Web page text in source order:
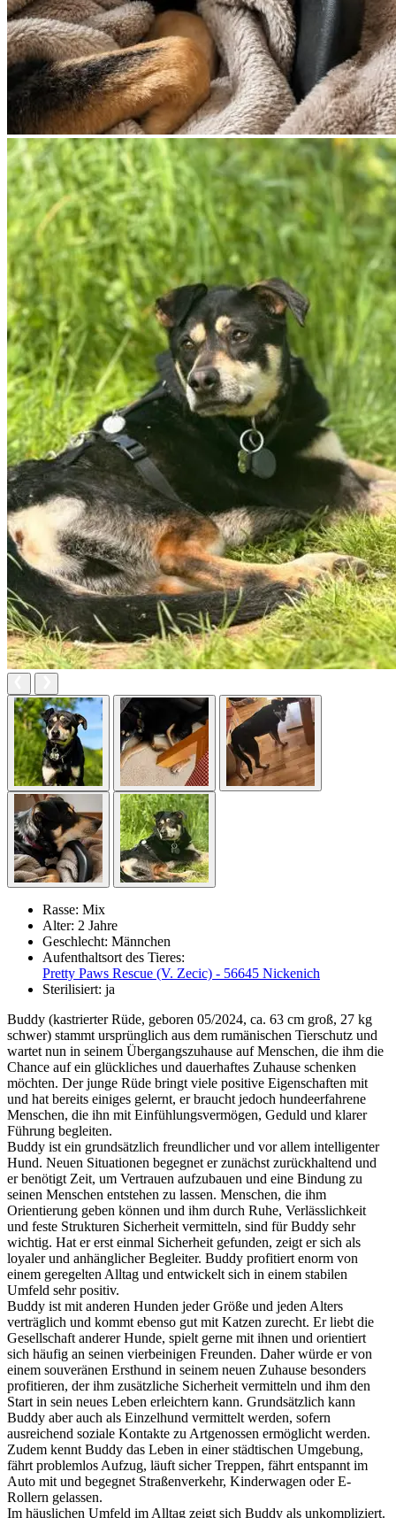
Rasse: Mix
Alter: 2 Jahre
Geschlecht: Männchen
Aufenthaltsort des Tieres:
Pretty Paws Rescue (V. Zecic) - 56645 Nickenich
Sterilisiert: ja
Buddy (kastrierter Rüde, geboren 05/2024, ca. 63 cm groß, 27 kg
schwer) stammt ursprünglich aus dem rumänischen Tierschutz und
wartet nun in seinem Übergangszuhause auf Menschen, die ihm die
Chance auf ein glückliches und dauerhaftes Zuhause schenken
möchten. Der junge Rüde bringt viele positive Eigenschaften mit
und hat bereits einiges gelernt, er braucht jedoch hundeerfahrene
Menschen, die ihn mit Einfühlungsvermögen, Geduld und klarer
Führung begleiten.
Buddy ist ein grundsätzlich freundlicher und vor allem intelligenter
Hund. Neuen Situationen begegnet er zunächst zurückhaltend und
er benötigt Zeit, um Vertrauen aufzubauen und eine Bindung zu
seinen Menschen entstehen zu lassen. Menschen, die ihm
Orientierung geben können und ihm durch Ruhe, Verlässlichkeit
und feste Strukturen Sicherheit vermitteln, sind für Buddy sehr
wichtig. Hat er erst einmal Sicherheit gefunden, zeigt er sich als
loyaler und anhänglicher Begleiter. Buddy profitiert enorm von
einem geregelten Alltag und entwickelt sich in einem stabilen
Umfeld sehr positiv.
Buddy ist mit anderen Hunden jeder Größe und jeden Alters
verträglich und kommt ebenso gut mit Katzen zurecht. Er liebt die
Gesellschaft anderer Hunde, spielt gerne mit ihnen und orientiert
sich häufig an seinen vierbeinigen Freunden. Daher würde er von
einem souveränen Ersthund in seinem neuen Zuhause besonders
profitieren, der ihm zusätzliche Sicherheit vermitteln und ihm den
Start in sein neues Leben erleichtern kann. Grundsätzlich kann
Buddy aber auch als Einzelhund vermittelt werden, sofern
ausreichend soziale Kontakte zu Artgenossen ermöglicht werden.
Zudem kennt Buddy das Leben in einer städtischen Umgebung,
fährt problemlos Aufzug, läuft sicher Treppen, fährt entspannt im
Auto mit und begegnet Straßenverkehr, Kinderwagen oder E-
Rollern gelassen.
Im häuslichen Umfeld im Alltag zeigt sich Buddy als unkompliziert.